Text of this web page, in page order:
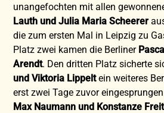
unangefochten mit allen
Lauth und Julia Maria Scheerer
die zum ersten Mal in Leipzig zu
Platz zwei kamen die Berliner
Arendt. Den dritten Platz sicherte
und Viktoria Lippeltein weiteres
erst zwei Tage zuvor
Max Naumann und Konstanze